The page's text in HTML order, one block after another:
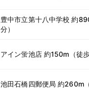
豊中市立第十八中学校 約
分）
アイン蛍池店 約150m（徒歩
池田石橋四郵便局 約260m